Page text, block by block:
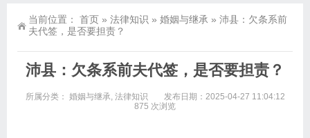
当前位置： 首页 » 法律知识 » 婚姻与继承 » 沛县：欠条系前
夫代签，是否要担责？
沛县：欠条系前夫代签，是否要担责？
所属分类： 婚姻与继承, 法律知识
发布日期：2025-04-27 11:04:12
875 次浏览